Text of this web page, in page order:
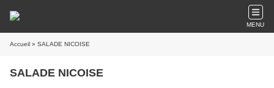
MENU
Accueil » SALADE NICOISE
SALADE NICOISE